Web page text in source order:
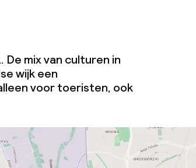
De mix van culturen in
wijk een
voor toeristen, ook